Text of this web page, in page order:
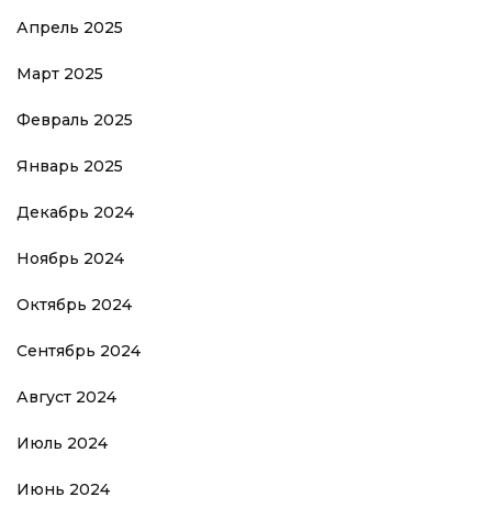
Апрель 2025
Март 2025
Февраль 2025
Январь 2025
Декабрь 2024
Ноябрь 2024
Октябрь 2024
Сентябрь 2024
Август 2024
Июль 2024
Июнь 2024